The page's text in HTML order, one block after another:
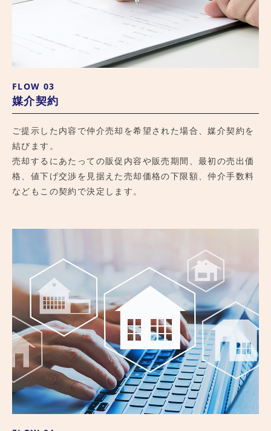
FLOW 03
媒介契約
ご提示した内容で仲介売却を希望された場合、媒介契約を
結びます。
売却するにあたっての販促内容や販売期間、最初の売出価
格、値下げ交渉を見据えた売却価格の下限額、仲介手数料
などもこの契約で決定します。